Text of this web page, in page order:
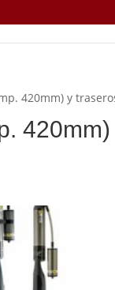
420mm) y